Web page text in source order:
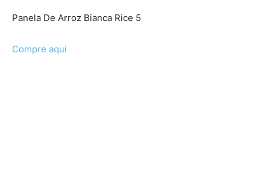
Panela De Arroz Bianca Rice 5
Compre aqui